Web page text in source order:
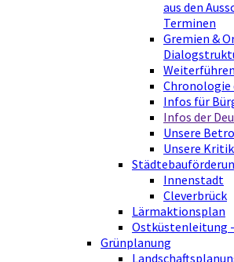
aus den
Terminen
Gremien &
Chronologie
Infos für
Infos der
Unsere
Unsere
Innenstadt
Cleverbrück
Lärmaktionsplan
Ostküstenleitung -
Grünplanung